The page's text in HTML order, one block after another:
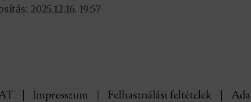
2025.12.16. 19:57
Impresszum Felhasználási feltételek